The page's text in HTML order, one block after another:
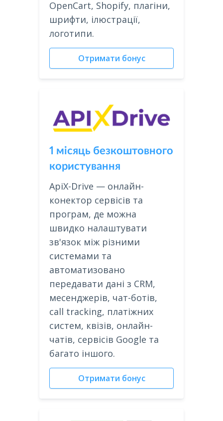
OpenCart, Shopify, плагіни,
шрифти, ілюстрації,
логотипи.
Отримати бонус
1 місяць безкоштовного
користування
ApiX-Drive — онлайн-
конектор сервісів та
програм, де можна
швидко налаштувати
зв'язок між різними
системами та
автоматизовано
передавати дані з CRM,
месенджерів, чат-ботів,
call tracking, платіжних
систем, квізів, онлайн-
чатів, сервісів Google та
багато іншого.
Отримати бонус